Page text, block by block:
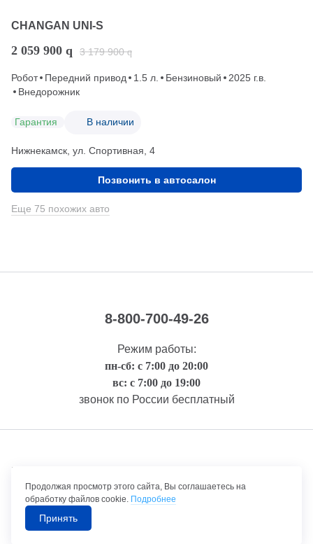
CHANGAN UNI-S
2 059 900 q 3 179 900 q
Робот Передний привод 1.5 л. Бензиновый
2025 г.в.
Внедорожник
Гарантия В наличии
Нижнекамск, ул. Спортивная, 4
Позвонить в автосалон
Еще 75 похожих авто
8-800-700-49-26
Режим работы:
пн-сб: с 7:00 до 20:00
вс: с 7:00 до 19:00
звонок по России бесплатный
Правовая информация
©1992-2026 ТрансТехСервис – продажа и обслуживание автомобилей.
Продолжая просмотр этого сайта, Вы соглашаетесь на
обработку файлов cookie. Подробнее
Принять